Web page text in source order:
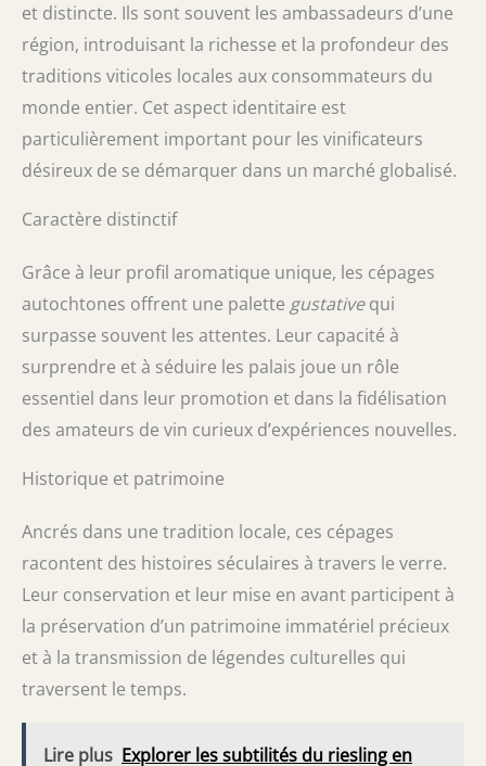
et distincte. Ils sont souvent les ambassadeurs d’une
région, introduisant la richesse et la profondeur des
traditions viticoles locales aux consommateurs du
monde entier. Cet aspect identitaire est
particulièrement important pour les vinificateurs
désireux de se démarquer dans un marché globalisé.
Caractère distinctif
Grâce à leur profil aromatique unique, les cépages
autochtones offrent une palette gustativequi
surpasse souvent les attentes. Leur capacité à
surprendre et à séduire les palais joue un rôle
essentiel dans leur promotion et dans la fidélisation
des amateurs de vin curieux d’expériences nouvelles.
Historique et patrimoine
Ancrés dans une tradition locale, ces cépages
racontent des histoires séculaires à travers le verre.
Leur conservation et leur mise en avant participent à
la préservation d’un patrimoine immatériel précieux
et à la transmission de légendes culturelles qui
traversent le temps.
Lire plus Explorer les subtilités du riesling en